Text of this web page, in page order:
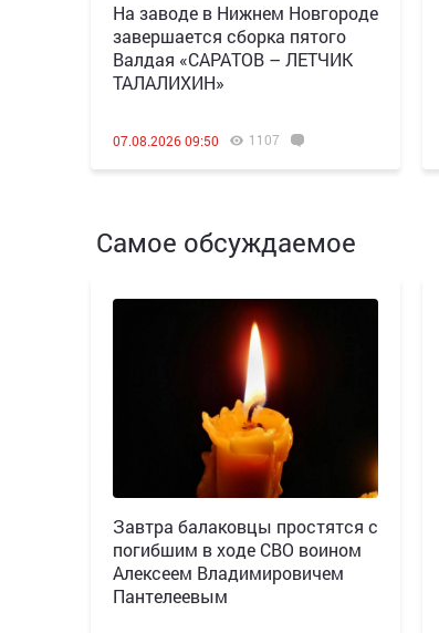
Н️а заводе в Нижнем Новгороде
завершается сборка пятого
Валдая «САРАТОВ – ЛЕТЧИК
ТАЛАЛИХИН»
07.08.2026 09:50 1107
Самое обсуждаемое
Завтра балаковцы простятся с
погибшим в ходе СВО воином
Алексеем Владимировичем
Пантелеевым